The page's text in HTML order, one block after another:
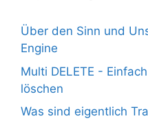
Über den Sinn und
Engine
Multi DELETE -
löschen
Was sind eigentlich